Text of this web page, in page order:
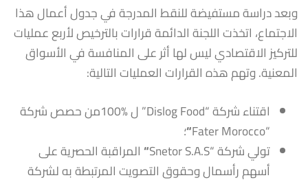
وبعد دراسة مستفيضة للنقط المدرجة في جدول أعمال هذا
الاجتماع، اتخذت اللجنة الدائمة قرارات بالترخيص لأربع عمليات
للتركيز الاقتصادي ليس لها أثر على المنافسة في الأسواق
المعنية. وتهم هذه القرارات العمليات التالية:
اقتناء شركة “Dislog Food” ل %100من حصص شركة
“Fater Morocco
“؛
تولي شركة “Snetor S.A.S
“المراقبة الحصرية على
أسهم رأسمال وحقوق التصويت المرتبطة به لشركة